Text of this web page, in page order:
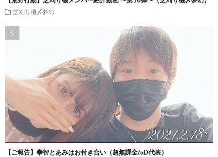
芝刈り機〆夢幻
【ご報告】拳智とあみはお付き合い（超無課金/αD代表）